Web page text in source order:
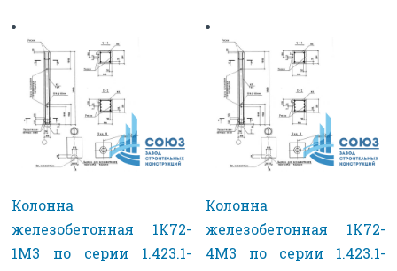
Колонна
железобетонная 1К72-
1М3 по серии 1.423.1-
Колонна
железобетонная 1К72-
4М3 по серии 1.423.1-